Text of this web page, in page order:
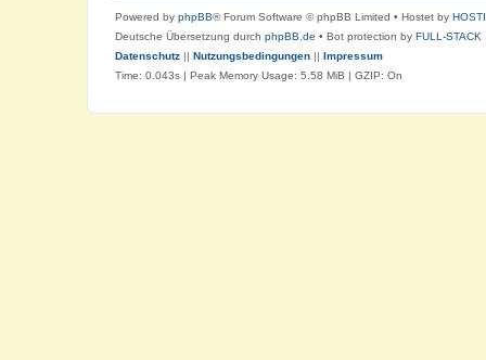
Powered by phpBB® Forum Software © phpBB Limited • Hostet by
Deutsche Übersetzung durch phpBB.de • Bot protection by FULL-STACK
Datenschutz || Nutzungsbedingungen || Impressum
Time: 0.043s | Peak Memory Usage: 5.58 MiB | GZIP: On